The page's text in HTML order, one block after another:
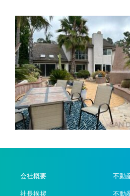
会社概要
社長挨拶
不動
不動